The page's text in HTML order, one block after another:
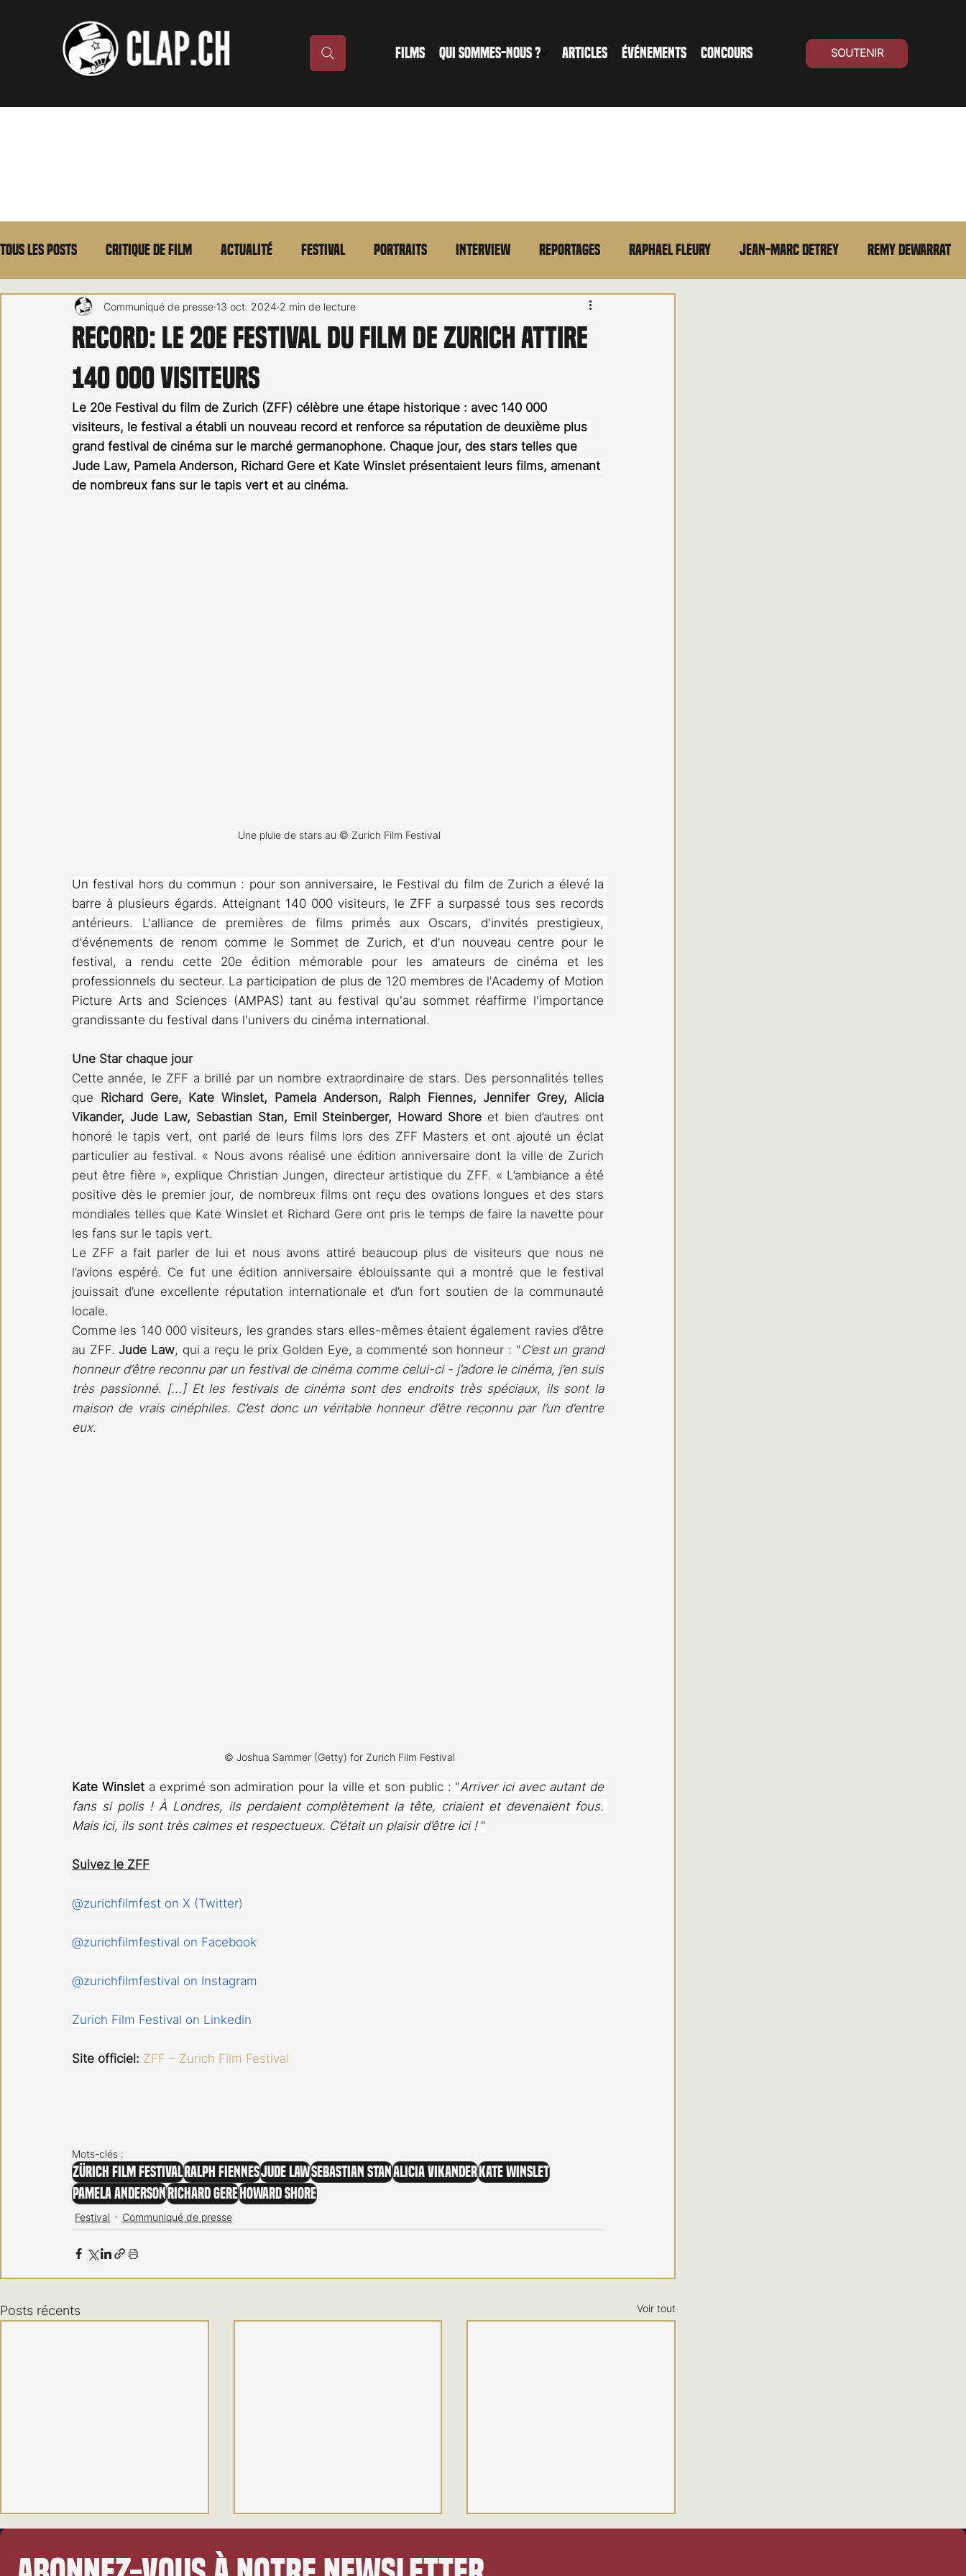
FILMS QUI SOMMES-NOUS ? ARTICLES ÉVÉNEMENTS CONCOURS SOUTENIR
Tous les posts Critique de film Actualité Festival Portraits Interview Reportages Raphael Fleury Jean-Marc Detrey Remy Dewarrat
Max Borg Laurent Scherlen Memento En bref
Carnet noir Open Air Série TV
Record: le 20e Festival du film de Zurich attire
140 000 visiteurs
Communiqué de presse 13 oct. 2024 2 min de lecture
Le 20e Festival du film de Zurich (ZFF) célèbre une étape historique : avec 140 000
visiteurs, le festival a établi un nouveau record et renforce sa réputation de deuxième plus
grand festival de cinéma sur le marché germanophone. Chaque jour, des stars telles que
Jude Law, Pamela Anderson, Richard Gere et Kate Winslet présentaient leurs films, amenant
de nombreux fans sur le tapis vert et au cinéma.
Une pluie de stars au © Zurich Film Festival
Un festival hors du commun : pour son anniversaire, le Festival du film de Zurich a élevé la
barre à plusieurs égards. Atteignant 140 000 visiteurs, le ZFF a surpassé tous ses records
antérieurs. L'alliance de premières de films primés aux Oscars, d'invités prestigieux,
d'événements de renom comme le Sommet de Zurich, et d'un nouveau centre pour le
festival, a rendu cette 20e édition mémorable pour les amateurs de cinéma et les
professionnels du secteur. La participation de plus de 120 membres de l'Academy of Motion
Picture Arts and Sciences (AMPAS) tant au festival qu'au sommet réaffirme l'importance
grandissante du festival dans l'univers du cinéma international.
Une Star chaque jour
Cette année, le ZFF a brillé par un nombre extraordinaire de stars. Des personnalités telles
que Richard Gere, Kate Winslet, Pamela Anderson, Ralph Fiennes, Jennifer Grey, Alicia
Vikander, Jude Law, Sebastian Stan, Emil Steinberger, Howard Shore et bien d’autres ont
honoré le tapis vert, ont parlé de leurs films lors des ZFF Masters et ont ajouté un éclat
particulier au festival. « Nous avons réalisé une édition anniversaire dont la ville de Zurich
peut être fière », explique Christian Jungen, directeur artistique du ZFF. « L’ambiance a été
positive dès le premier jour, de nombreux films ont reçu des ovations longues et des stars
mondiales telles que Kate Winslet et Richard Gere ont pris le temps de faire la navette pour
les fans sur le tapis vert.
Le ZFF a fait parler de lui et nous avons attiré beaucoup plus de visiteurs que nous ne
l’avions espéré. Ce fut une édition anniversaire éblouissante qui a montré que le festival
jouissait d’une excellente réputation internationale et d’un fort soutien de la communauté
locale.
Comme les 140 000 visiteurs, les grandes stars elles-mêmes étaient également ravies d’être
au ZFF. Jude Law, qui a reçu le prix Golden Eye, a commenté son honneur : "C’est un grand
honneur d’être reconnu par un festival de cinéma comme celui-ci - j’adore le cinéma, j’en suis
très passionné. [...] Et les festivals de cinéma sont des endroits très spéciaux, ils sont la
maison de vrais cinéphiles. C’est donc un véritable honneur d’être reconnu par l’un d’entre
eux.
© Joshua Sammer (Getty) for Zurich Film Festival
Kate Winslet a exprimé son admiration pour la ville et son public : "Arriver ici avec autant de
fans si polis ! À Londres, ils perdaient complètement la tête, criaient et devenaient fous.
Mais ici, ils sont très calmes et respectueux. C’était un plaisir d’être ici ! "
Suivez le ZFF
@zurichfilmfest on X (Twitter)
@zurichfilmfestival on Facebook
@zurichfilmfestival on Instagram
Zurich Film Festival on Linkedin
Site officiel: ZFF – Zurich Film Festival
Mots-clés :
Zürich Film Festival Ralph FiennesJude LawSebastian StanAlicia Vikander Kate Winslet
Pamela Anderson Richard GereHoward Shore
Festival Communiqué de presse
Posts récents Voir tout